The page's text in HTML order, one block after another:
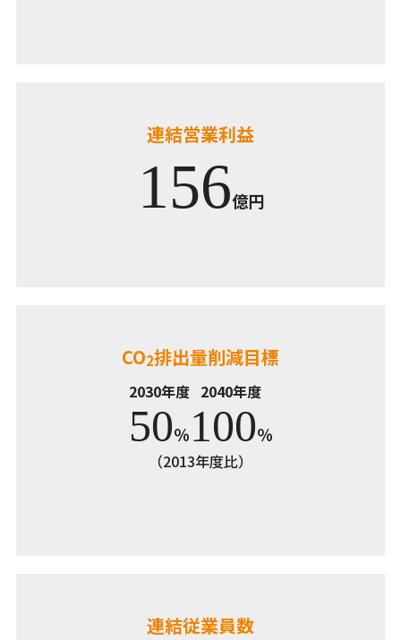
連結営業利益
156億円
CO2排出量削減目標
2030年度
50％
2040年度
100％
（2013年度比）
連結従業員数